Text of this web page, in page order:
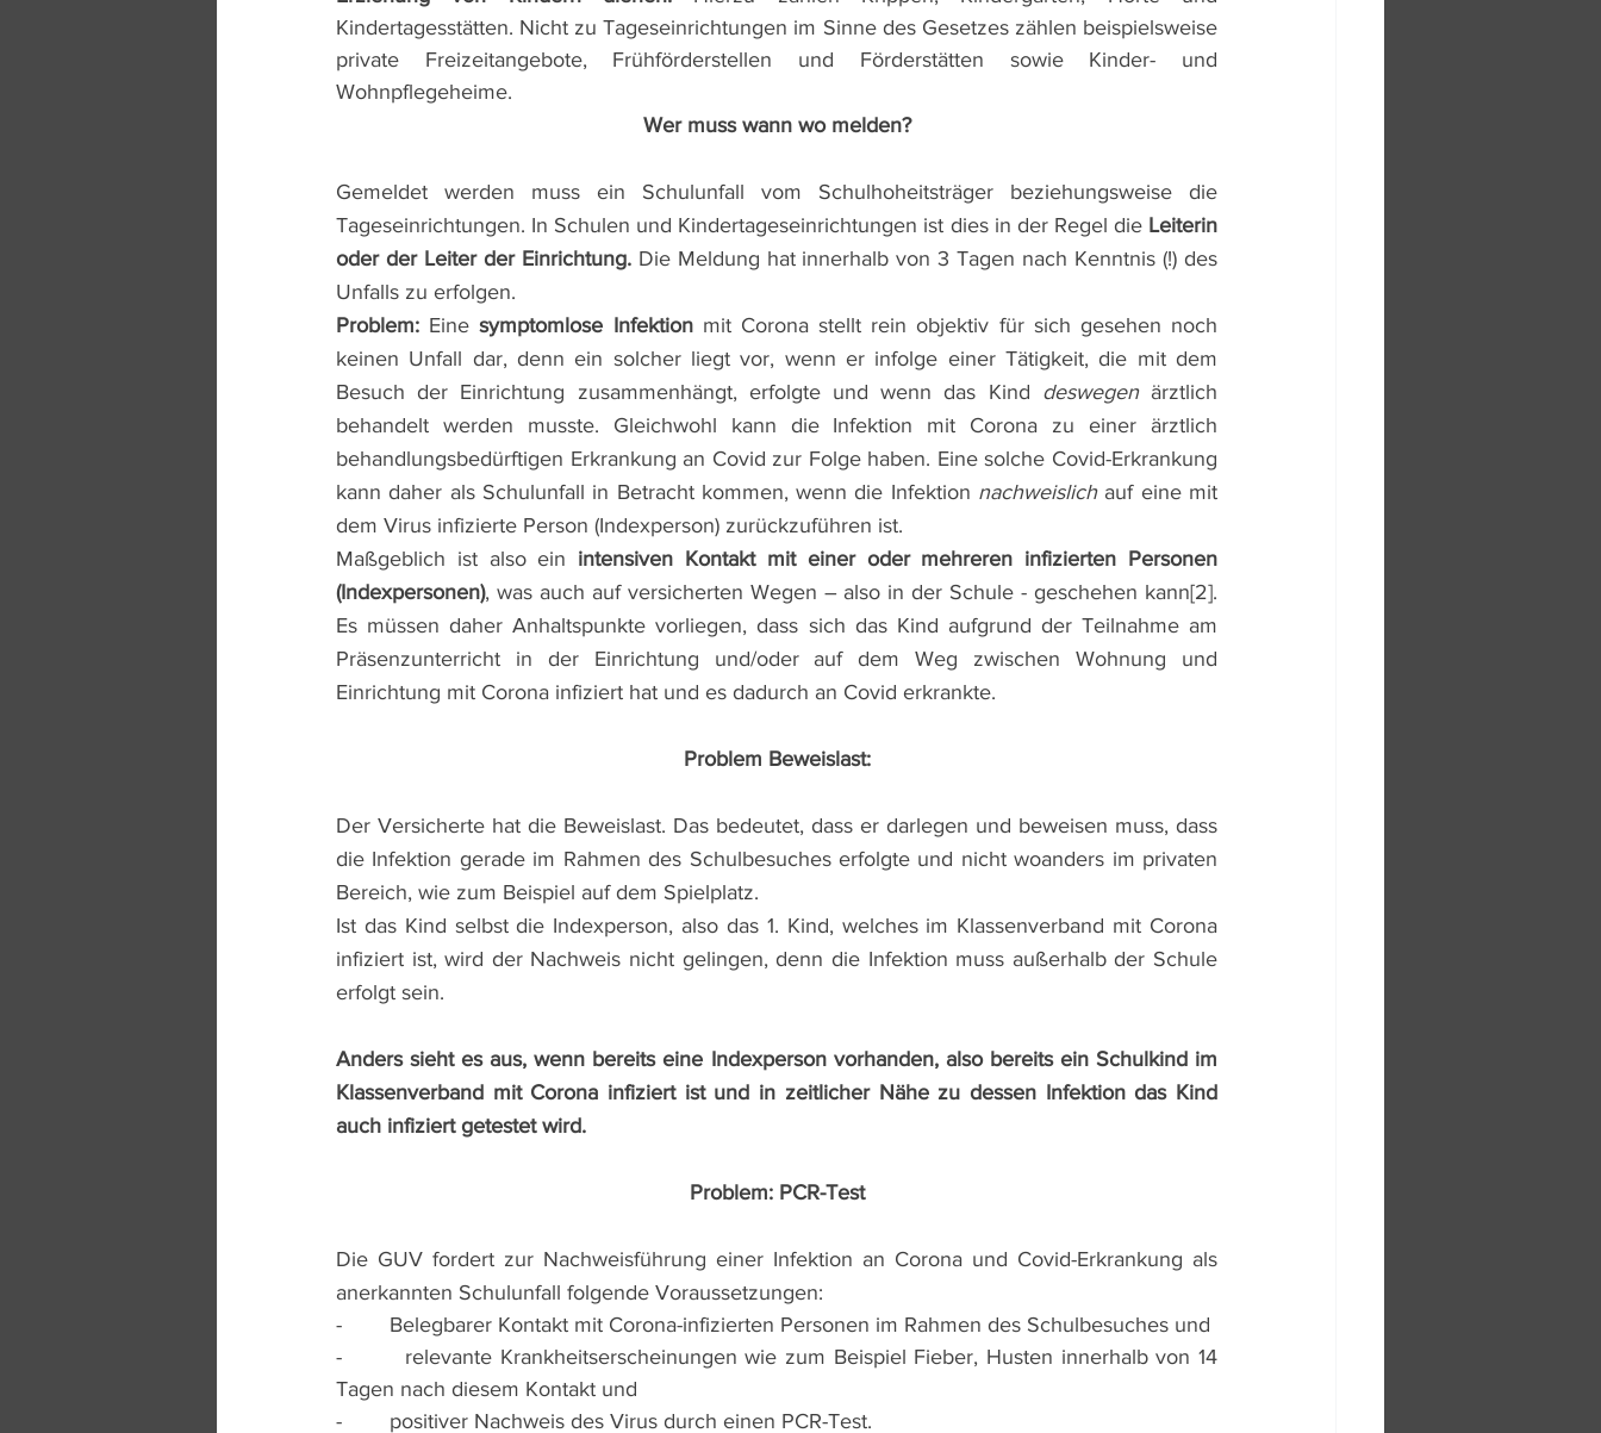
Kindertagesstätten. Nicht zu Tageseinrichtungen im Sinne des Gesetzes zählen beispielsweise
private Freizeitangebote, Frühförderstellen und Förderstätten sowie Kinder- und
Wohnpflegeheime.
Wer muss wann wo melden?
Gemeldet werden muss ein Schulunfall vom Schulhoheitsträger beziehungsweise die
Tageseinrichtungen. In Schulen und Kindertageseinrichtungen ist dies in der Regel die Leiterin
oder der Leiter der Einrichtung. Die Meldung hat innerhalb von 3 Tagen nach Kenntnis (!) des
Unfalls zu erfolgen.
Problem: Eine symptomlose Infektion mit Corona stellt rein objektiv für sich gesehen noch
keinen Unfall dar, denn ein solcher liegt vor, wenn er infolge einer Tätigkeit, die mit dem
Besuch der Einrichtung zusammenhängt, erfolgte und wenn das Kind deswegen ärztlich
behandelt werden musste. Gleichwohl kann die Infektion mit Corona zu einer ärztlich
behandlungsbedürftigen Erkrankung an Covid zur Folge haben. Eine solche Covid-Erkrankung
kann daher als Schulunfall in Betracht kommen, wenn die Infektion nachweislich auf eine mit
dem Virus infizierte Person (Indexperson) zurückzuführen ist.
Maßgeblich ist also ein intensiven Kontakt mit einer oder mehreren infizierten Personen
(Indexpersonen), was auch auf versicherten Wegen – also in der Schule - geschehen kann[2].
Es müssen daher Anhaltspunkte vorliegen, dass sich das Kind aufgrund der Teilnahme am
Präsenzunterricht in der Einrichtung und/oder auf dem Weg zwischen Wohnung und
Einrichtung mit Corona infiziert hat und es dadurch an Covid erkrankte.
Problem Beweislast:
Der Versicherte hat die Beweislast. Das bedeutet, dass er darlegen und beweisen muss, dass
die Infektion gerade im Rahmen des Schulbesuches erfolgte und nicht woanders im privaten
Bereich, wie zum Beispiel auf dem Spielplatz.
Ist das Kind selbst die Indexperson, also das 1. Kind, welches im Klassenverband mit Corona
infiziert ist, wird der Nachweis nicht gelingen, denn die Infektion muss außerhalb der Schule
erfolgt sein.
Anders sieht es aus, wenn bereits eine Indexperson vorhanden, also bereits ein Schulkind im
Klassenverband mit Corona infiziert ist und in zeitlicher Nähe zu dessen Infektion das Kind
auch infiziert getestet wird.
Problem: PCR-Test
Die GUV fordert zur Nachweisführung einer Infektion an Corona und Covid-Erkrankung als
anerkannten Schulunfall folgende Voraussetzungen:
-        Belegbarer Kontakt mit Corona-infizierten Personen im Rahmen des Schulbesuches und
-        relevante Krankheitserscheinungen wie zum Beispiel Fieber, Husten innerhalb von 14
Tagen nach diesem Kontakt und
-        positiver Nachweis des Virus durch einen PCR-Test.